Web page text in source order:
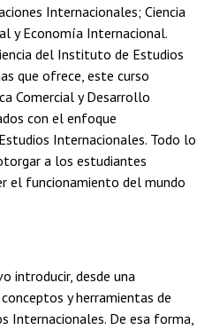
Internacionales; Ciencia
y Economía Internacional.
del Instituto de Estudios
que ofrece, este curso
Comercial y Desarrollo
con el enfoque
Internacionales. Todo lo
a los estudiantes
el funcionamiento del mundo
introducir, desde una
y herramientas de
Internacionales. De esa forma,